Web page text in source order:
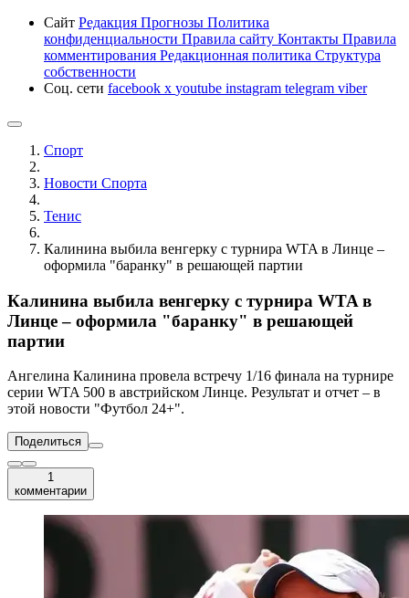
Сайт Редакция Прогнозы Политика
конфиденциальности Правила сайту Контакты Правила
комментирования Редакционная политика Структура
собственности
Соц. сети facebook x youtube instagram telegram viber
Спорт
Новости Cпорта
Тенис
Калинина выбила венгерку с турнира WTA в Линце –
оформила "баранку" в решающей партии
Калинина выбила венгерку с турнира WTA в
Линце – оформила "баранку" в решающей
партии
Ангелина Калинина провела встречу 1/16 финала на турнире
серии WTA 500 в австрийском Линце. Результат и отчет – в
этой новости "Футбол 24+".
Поделиться
1
комментарии